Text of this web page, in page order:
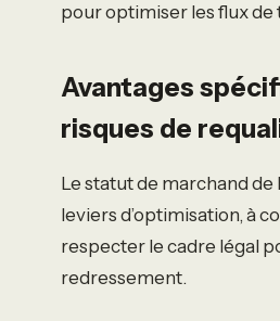
pour optimiser les flux de
Avantages
risques de
Le statut de marchand
leviers d’optimisation, à
respecter le cadre légal
redressement.